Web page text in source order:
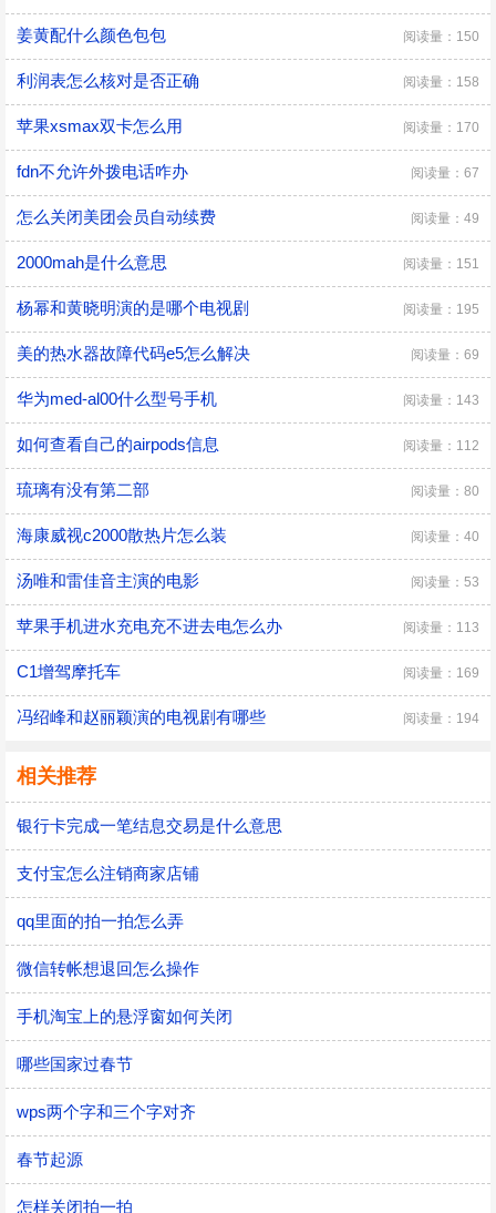
姜黄配什么颜色包包 阅读量：150
利润表怎么核对是否正确 阅读量：158
苹果xsmax双卡怎么用 阅读量：170
fdn不允许外拨电话咋办 阅读量：67
怎么关闭美团会员自动续费 阅读量：49
2000mah是什么意思 阅读量：151
杨幂和黄晓明演的是哪个电视剧 阅读量：195
美的热水器故障代码e5怎么解决 阅读量：69
华为med-al00什么型号手机 阅读量：143
如何查看自己的airpods信息 阅读量：112
琉璃有没有第二部 阅读量：80
海康威视c2000散热片怎么装 阅读量：40
汤唯和雷佳音主演的电影 阅读量：53
苹果手机进水充电充不进去电怎么办 阅读量：113
C1增驾摩托车 阅读量：169
冯绍峰和赵丽颖演的电视剧有哪些 阅读量：194
相关推荐
银行卡完成一笔结息交易是什么意思
支付宝怎么注销商家店铺
qq里面的拍一拍怎么弄
微信转帐想退回怎么操作
手机淘宝上的悬浮窗如何关闭
哪些国家过春节
wps两个字和三个字对齐
春节起源
怎样关闭拍一拍